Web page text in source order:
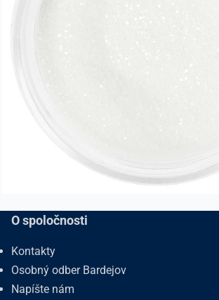
O spoločnosti
Kontakty
Osobný odber Bardejov
Napíšte nám